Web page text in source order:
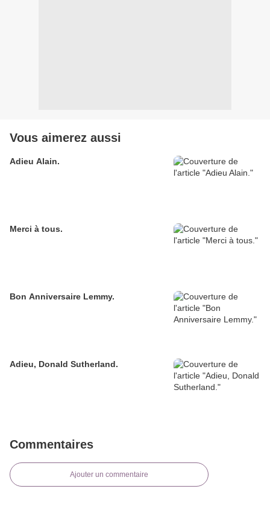
Vous aimerez aussi
Adieu Alain.
Merci à tous.
Bon Anniversaire Lemmy.
Adieu, Donald Sutherland.
Commentaires
Ajouter un commentaire